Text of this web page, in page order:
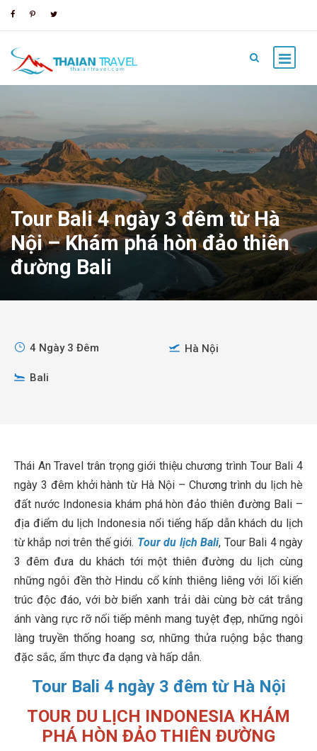
Tour Bali 4 ngày 3 đêm từ Hà
Nội – Khám phá hòn đảo thiên
đường Bali
4 Ngày 3 Đêm Hà Nội
Bali
Thái An Travel trân trọng giới thiệu chương trình Tour Bali 4
ngày 3 đêm khởi hành từ Hà Nội – Chương trình du lịch hè
đất nước Indonesia khám phá hòn đảo thiên đường Bali –
địa điểm du lịch Indonesia nổi tiếng hấp dẫn khách du lịch
từ khắp nơi trên thế giới. Tour du lịch Bali, Tour Bali 4 ngày
3 đêm đưa du khách tới một thiên đường du lịch cùng
những ngôi đền thờ Hindu cổ kính thiêng liêng với lối kiến
trúc độc đáo, với bờ biển xanh trải dài cùng bờ cát trắng
ánh vàng rực rỡ nối tiếp mênh mang tuyệt đẹp, những ngôi
làng truyền thống hoang sơ, những thửa ruộng bậc thang
đặc sắc, ẩm thực đa dạng và hấp dẫn.
Tour Bali 4 ngày 3 đêm từ Hà Nội
TOUR DU LỊCH INDONESIA KHÁM
PHÁ HÒN ĐẢO THIÊN ĐƯỜNG